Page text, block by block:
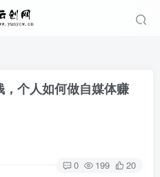
个人如何做自媒体赚
0 199 20